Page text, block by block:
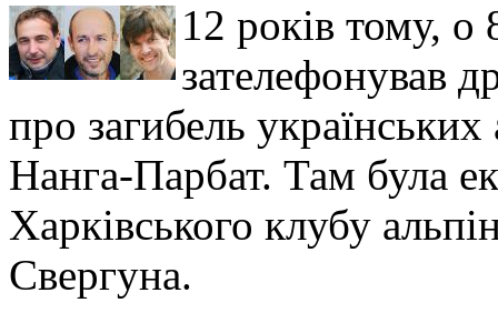
12 років тому, о
зателефонував
про загибель українських
Нанга-Парбат. Там була
Харківського клубу
Свергуна.